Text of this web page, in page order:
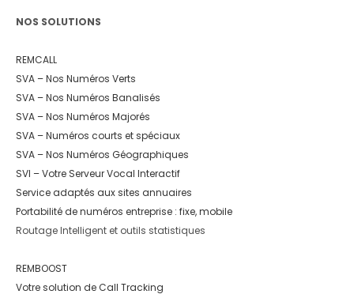
NOS SOLUTIONS
REMCALL
SVA – Nos Numéros Verts
SVA – Nos Numéros Banalisés
SVA – Nos Numéros Majorés
SVA – Numéros courts et spéciaux
SVA – Nos Numéros Géographiques
SVI – Votre Serveur Vocal Interactif
Service adaptés aux sites annuaires
Portabilité de numéros entreprise : fixe, mobile
Routage Intelligent et outils statistiques
REMBOOST
Votre solution de Call Tracking